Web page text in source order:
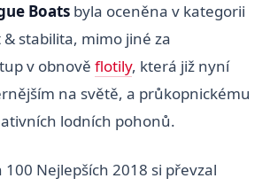
Boats byla oceněna v kategorii
stabilita, mimo jiné za
v obnově flotily, která již nyní
na světě, a průkopnickému
lodních pohonů.
100 Nejlepších 2018 si převzal